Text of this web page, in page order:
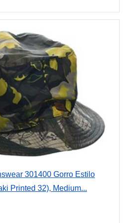
301400 Gorro Estilo
Printed 32), Medium...